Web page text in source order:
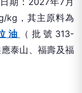
kg，其主原料為
油
（批號313-
泰山、福壽及福